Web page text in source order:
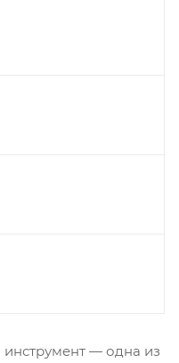
— одна из